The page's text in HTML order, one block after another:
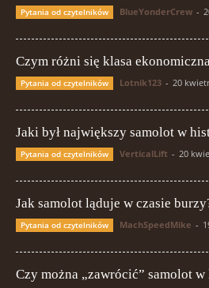
Pytania od czytelników BlueYonderCrew -
Czym różni się klasa
Pytania od czytelników Lotnik123 - 20
Jaki był największy samolot w
Pytania od czytelników VerticalLift - 20
Jak samolot ląduje w czasie
Pytania od czytelników MachSpeedMike -
Czy można „zawrócić” samolot w